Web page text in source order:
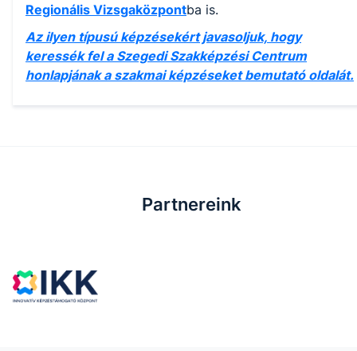
Regionális Vizsgaközpontba is.
Az ilyen típusú képzésekért javasoljuk, hogy
keressék fel a Szegedi Szakképzési Centrum
honlapjának a szakmai képzéseket bemutató oldalát.
Partnereink